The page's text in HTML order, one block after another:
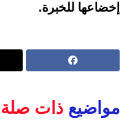
إخضاعها للخبرة.
مواضيع ذات صلة